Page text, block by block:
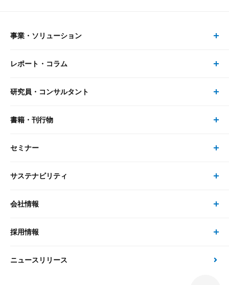
事業・ソリューション
事業・ソリューション トップ
リサーチ
大和総研の強み
先端テクノロジーに基づく新たな価値の創出
レポート・コラム
レポート・コラム トップ
最新のレポート・コラム
政策分析
研究員・コンサルタント
研究員・コンサルタント トップ
研究員
書籍・刊行物
書籍・刊行物 トップ
書籍
セミナー
セミナー トップ
現在受付中のセミナー・イベント
サステナビリティ
サステナビリティの取り組み
次世代社会への貢献
会社情報
会社情報 トップ
会社概要・役員一覧
採用情報
採用情報 トップ
ニュースリリース